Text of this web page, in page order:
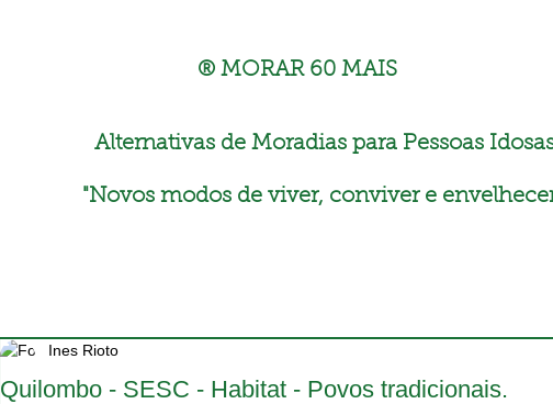
® MORAR 60 MAIS
Alternativas de Moradias para Pessoas
"Novos modos de viver, conviver e
Quilombo - SESC - Habitat - Povos tradicionais.
Ines Rioto